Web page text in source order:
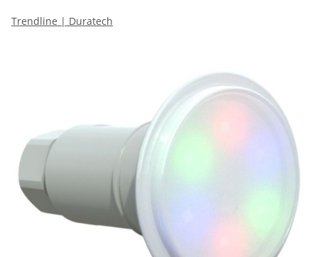
Trendline | Duratech